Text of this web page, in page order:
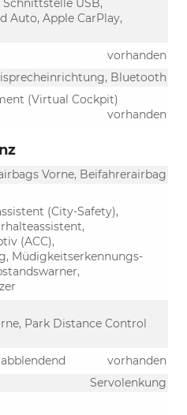
Schnittstelle USB,
Auto, Apple CarPlay,
vorhanden
Bluetooth
(Virtual Cockpit)
vorhanden
Vorne, Beifahrerairbag
(City-Safety),
(ACC),
Müdigkeitserkennungs-
Park Distance Control
vorhanden
Servolenkung